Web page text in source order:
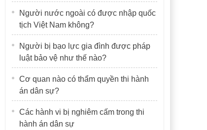
Người nước ngoài có được nhập quốc
tịch Việt Nam không?
Người bị bạo lực gia đình được pháp
luật bảo vệ như thế nào?
Cơ quan nào có thẩm quyền thi hành
án dân sự?
Các hành vi bị nghiêm cấm trong thi
hành án dân sự